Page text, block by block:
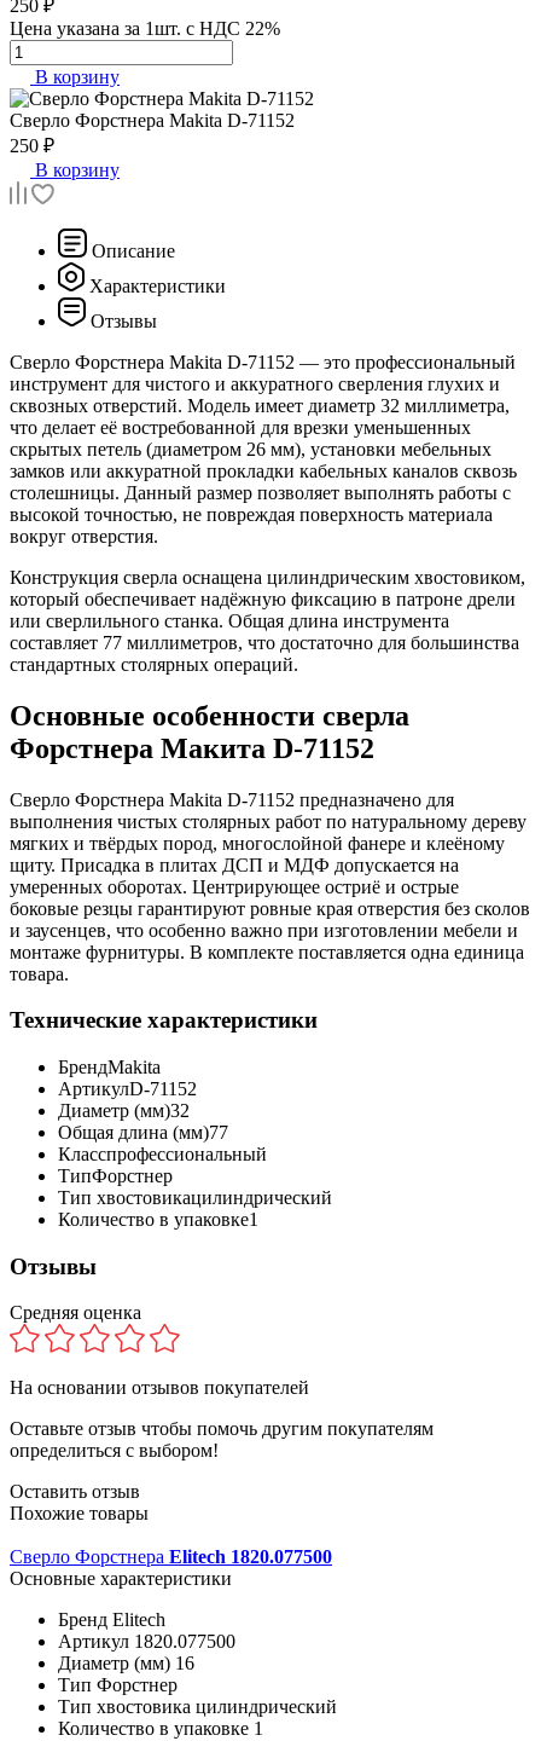
250 ₽
Цена указана за 1шт. с НДС 22%
В корзину
Сверло Форстнера Makita D-71152
250 ₽
В корзину
Описание
Характеристики
Отзывы
Сверло Форстнера Makita D-71152 — это профессиональный
инструмент для чистого и аккуратного сверления глухих и
сквозных отверстий. Модель имеет диаметр 32 миллиметра,
что делает её востребованной для врезки уменьшенных
скрытых петель (диаметром 26 мм), установки мебельных
замков или аккуратной прокладки кабельных каналов сквозь
столешницы. Данный размер позволяет выполнять работы с
высокой точностью, не повреждая поверхность материала
вокруг отверстия.
Конструкция сверла оснащена цилиндрическим хвостовиком,
который обеспечивает надёжную фиксацию в патроне дрели
или сверлильного станка. Общая длина инструмента
составляет 77 миллиметров, что достаточно для большинства
стандартных столярных операций.
Основные особенности сверла
Форстнера Макита D-71152
Сверло Форстнера Makita D-71152 предназначено для
выполнения чистых столярных работ по натуральному дереву
мягких и твёрдых пород, многослойной фанере и клеёному
щиту. Присадка в плитах ДСП и МДФ допускается на
умеренных оборотах. Центрирующее остриё и острые
боковые резцы гарантируют ровные края отверстия без сколов
и заусенцев, что особенно важно при изготовлении мебели и
монтаже фурнитуры. В комплекте поставляется одна единица
товара.
Технические характеристики
БрендMakita
АртикулD-71152
Диаметр (мм)32
Общая длина (мм)77
Класспрофессиональный
ТипФорстнер
Тип хвостовикацилиндрический
Количество в упаковке1
Отзывы
Средняя оценка
На основании отзывов покупателей
Оставьте отзыв чтобы помочь другим покупателям
определиться с выбором!
Оставить отзыв
Похожие товары
Сверло Форстнера Elitech 1820.077500
Основные характеристики
Бренд Elitech
Артикул 1820.077500
Диаметр (мм) 16
Тип Форстнер
Тип хвостовика цилиндрический
Количество в упаковке 1